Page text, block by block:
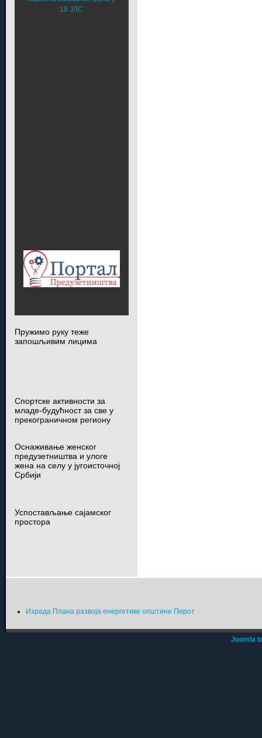
18 ЈЛС
Пружимо руку теже
запошљивим лицима
Спортске активности за
младе-будућност за све у
прекограничном региону
Оснаживање женског
предузетништва и улоге
жена на селу у југоисточној
Србији
Успостављање сајамског
простора
Израда Плана развоја енергетике општине Пирот
Joomla